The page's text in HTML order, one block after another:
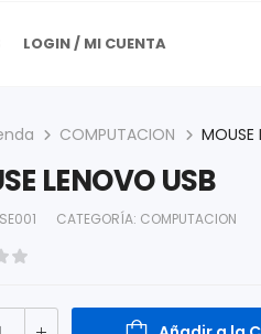
LOGIN / MI CUENTA
COMPUTACION MOUSE
LENOVO USB
CATEGORÍA: COMPUTACION